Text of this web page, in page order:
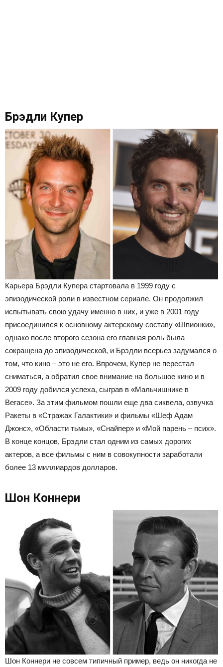
Брэдли Купер
Карьера Брэдли Купера стартовала в 1999 году с
эпизодической роли в известном сериале. Он продолжил
испытывать свою удачу именно в них, и уже в 2001 году
присоединился к основному актерскому составу «Шпионки»,
однако после второго сезона его главная роль была
сокращена до эпизодической, и Брэдли всерьез задумался о
том, что кино – это не его. Впрочем, Купер не перестал
сниматься, а обратил свое внимание на большое кино и в
2009 году добился успеха, сыграв в «Мальчишнике в
Вегасе». За этим фильмом пошли еще два сиквела, озвучка
Ракеты в «Стражах Галактики» и фильмы «Шеф Адам
Джонс», «Области тьмы», «Снайпер» и «Мой парень – псих».
В конце концов, Брэдли стал одним из самых дорогих
актеров, а все фильмы с ним в совокупности заработали
более 13 миллиардов долларов.
Шон Коннери
Шон Коннери не совсем типичный пример, ведь он никогда не